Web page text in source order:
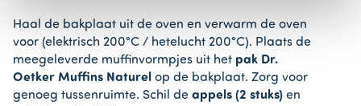
Haal de bakplaat uit de oven en verwarm de oven
voor (elektrisch 200°C / hetelucht 200°C). Plaats de
meegeleverde muffinvormpjes uit het pak Dr.
Oetker Muffins Naturel op de bakplaat. Zorg voor
genoeg tussenruimte. Schil de appels (2 stuks) en